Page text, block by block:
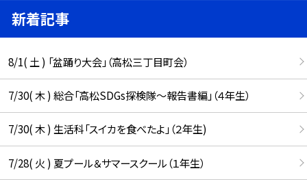
新着記事
8/1( 土 ) 「盆踊り大会」（高松三丁目町会）
7/30( 木 ) 総合「高松SDGs探検隊〜報告書編」（４年生）
7/30( 木 ) 生活科「スイカを食べたよ」（２年生)
7/28( 火 ) 夏プール＆サマースクール（１年生）